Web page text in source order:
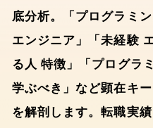
底分析。「プログラミ
エンジニア」「未経験
る人 特徴」「プログラ
学ぶべき」など顕在キ
を解剖します。転職実